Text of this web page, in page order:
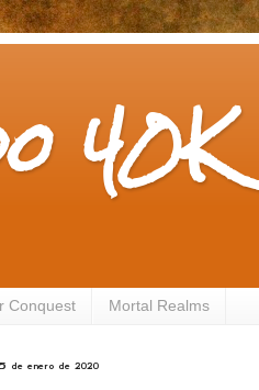
40K
Conquest Mortal Realms
de enero de 2020